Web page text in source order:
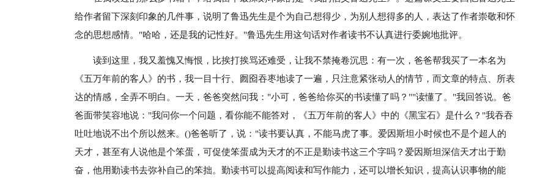
给作者留下深刻印象的几件事，说明了鲁迅先生是个为自己想得少，为别人想得多的人，表达了作者崇敬和怀
念的思想感情。"哈哈，还是我的记性好。"鲁迅先生用这句话对作者读书不认真进行委婉地批评。
读到这里，我又羞愧又悔恨，比挨打挨骂还难受，让我不禁掩卷沉思：有一次，爸爸帮我买了一本名为
《五万年前的客人》的书，我一目十行、囫囵吞枣地读了一遍，只注意紧张动人的情节，而文章的特点、所表
达的情感，全弄不明白。一天，爸爸突然问我："小可，爸爸给你买的书读懂了吗？""读懂了。"我回答说。爸
爸面带笑容地说："我问你一个问题，看你能不能答对，《五万年前的客人》中的《黑宝石》是什么？"我吞吞
吐吐地说不出个所以然来。()爸爸听了，说："读书要认真，不能马虎了事。爱因斯坦小时候也不是个超人的
天才，甚至有人说他是个笨蛋，可促使笨蛋成为天才的不正是勤读书这三个字吗？爱因斯坦深信天才出于勤
奋，他用勤读书去弥补自己的笨拙。勤读书可以提高阅读和写作能力，还可以增长知识，提高认识事物的能